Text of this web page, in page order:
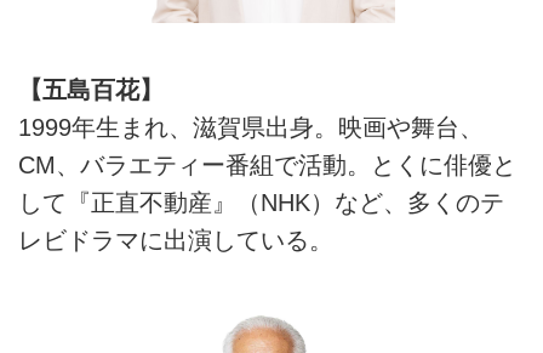
【五島百花】
1999年生まれ、滋賀県出身。映画や舞台、
CM、バラエティー番組で活動。とくに俳優と
して『正直不動産』（NHK）など、多くのテ
レビドラマに出演している。